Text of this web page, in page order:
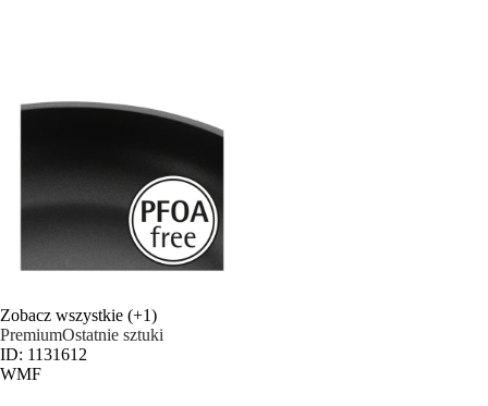
Zobacz wszystkie (+1)
PremiumOstatnie sztuki
ID: 1131612
WMF